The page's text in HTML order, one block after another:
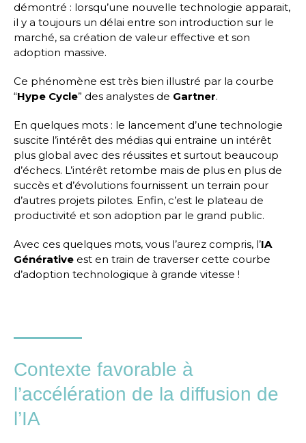
démontré : lorsqu’une nouvelle technologie apparait,
il y a toujours un délai entre son introduction sur le
marché, sa création de valeur effective et son
adoption massive.
Ce phénomène est très bien illustré par la courbe
“Hype Cycle” des analystes de Gartner.
En quelques mots : le lancement d’une technologie
suscite l’intérêt des médias qui entraine un intérêt
plus global avec des réussites et surtout beaucoup
d’échecs. L’intérêt retombe mais de plus en plus de
succès et d’évolutions fournissent un terrain pour
d’autres projets pilotes. Enfin, c’est le plateau de
productivité et son adoption par le grand public.
Avec ces quelques mots, vous l’aurez compris, l’IA
Générative est en train de traverser cette courbe
d’adoption technologique à grande vitesse !
Contexte favorable à
l’accélération de la diffusion de
l’IA